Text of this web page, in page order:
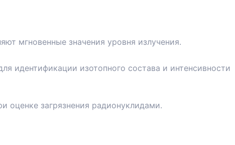
мгновенные значения уровня излучения.
идентификации изотопного состава и интенсивности
оценке загрязнения радионуклидами.